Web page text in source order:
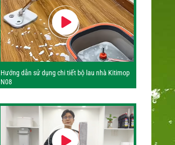
Hướng dẫn sử dụng chi tiết bộ lau nhà Kitimop
N08